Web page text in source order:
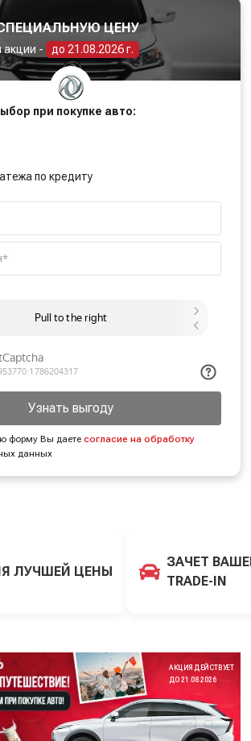
ЦЕНУ
акции - до 21.08.2026 г.
при покупке авто:
по кредиту
Узнать выгоду
форму Вы даетесогласие на обработку
данных
ЛУЧШЕЙ ЦЕНЫ
ЗАЧЕТ
TRADE-IN
АКЦИЯ ДЕЙСТВУЕТ
ДО 21.08.2026